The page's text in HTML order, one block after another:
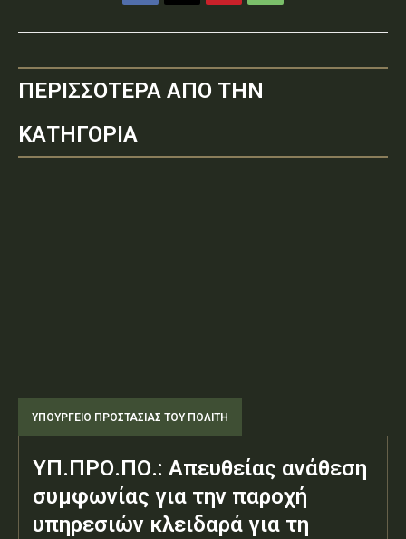
ΠΕΡΙΣΣΟΤΕΡΑ ΑΠΟ ΤΗΝ
ΚΑΤΗΓΟΡΙΑ
ΥΠΟΥΡΓΕΊΟ ΠΡΟΣΤΑΣΊΑΣ ΤΟΥ ΠΟΛΊΤΗ
ΥΠ.ΠΡΟ.ΠΟ.: Απευθείας ανάθεση
συμφωνίας για την παροχή
υπηρεσιών κλειδαρά για τη